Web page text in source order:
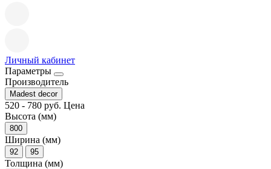
Личный кабинет
Параметры
Производитель
Madest decor
520 - 780 руб. Цена
Высота (мм)
800
Ширина (мм)
92 95
Толщина (мм)